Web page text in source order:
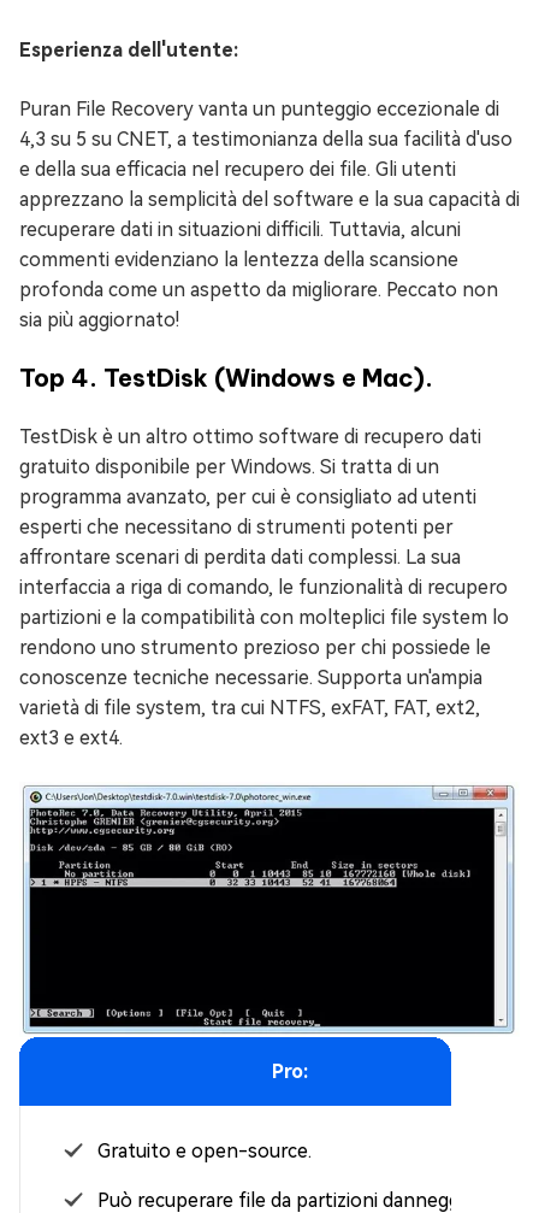
Esperienza dell'utente:
Puran File Recovery vanta un punteggio eccezionale di
4,3 su 5 su CNET, a testimonianza della sua facilità d'uso
e della sua efficacia nel recupero dei file. Gli utenti
apprezzano la semplicità del software e la sua capacità di
recuperare dati in situazioni difficili. Tuttavia, alcuni
commenti evidenziano la lentezza della scansione
profonda come un aspetto da migliorare. Peccato non
sia più aggiornato!
Top 4. TestDisk (Windows e Mac).
TestDisk è un altro ottimo software di recupero dati
gratuito disponibile per Windows. Si tratta di un
programma avanzato, per cui è consigliato ad utenti
esperti che necessitano di strumenti potenti per
affrontare scenari di perdita dati complessi. La sua
interfaccia a riga di comando, le funzionalità di recupero
partizioni e la compatibilità con molteplici file system lo
rendono uno strumento prezioso per chi possiede le
conoscenze tecniche necessarie. Supporta un'ampia
varietà di file system, tra cui NTFS, exFAT, FAT, ext2,
ext3 e ext4.
Pro:
Gratuito e open-source.
Può recuperare file da partizioni danneggiate o